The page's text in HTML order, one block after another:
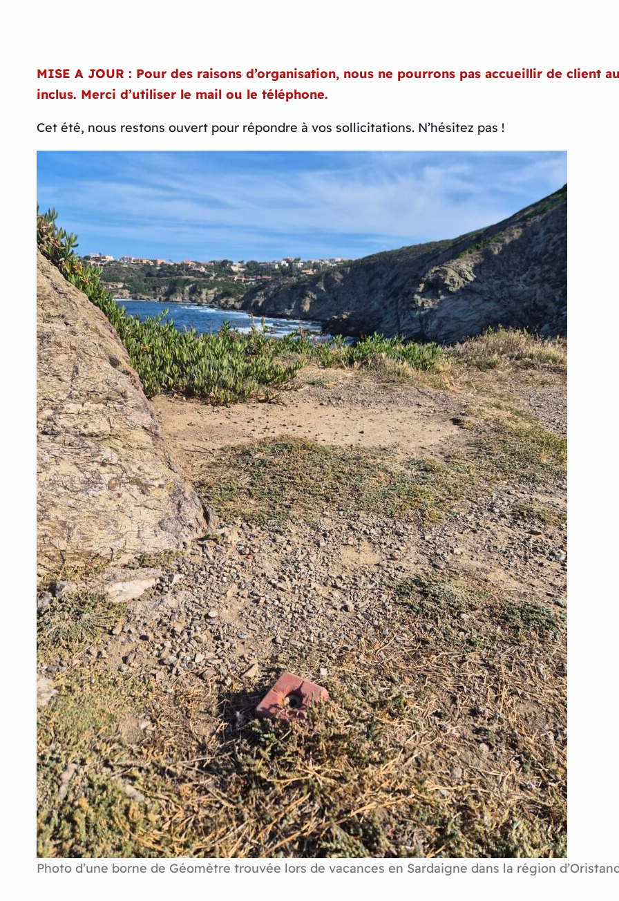
MISE A JOUR : Pour des raisons d’organisation, nous ne pourrons pas accueillir de client
inclus. Merci d’utiliser le mail ou le téléphone.
Cet été, nous restons ouvert pour répondre à vos sollicitations. N’hésitez pas !
Photo d’une borne de Géomètre trouvée lors de vacances en Sardaigne dans la région